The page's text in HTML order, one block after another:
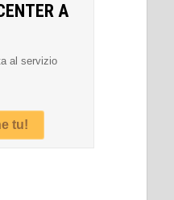
A
al servizio
tu!